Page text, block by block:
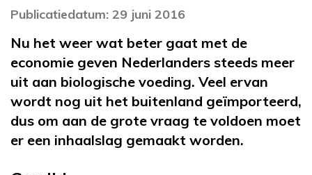
Publicatiedatum: 29 juni 2016
Nu het weer wat beter gaat met de
economie geven Nederlanders steeds meer
uit aan biologische voeding. Veel ervan
wordt nog uit het buitenland geïmporteerd,
dus om aan de grote vraag te voldoen moet
er een inhaalslag gemaakt worden.